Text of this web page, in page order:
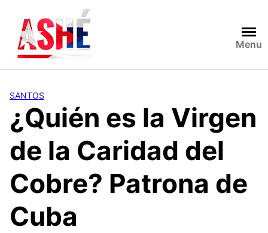
contenido
Menu
SANTOS
¿Quién es la Virgen
de la Caridad del
Cobre? Patrona de
Cuba